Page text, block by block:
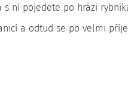
s ní pojedete po hrázi
a odtud se po velmi